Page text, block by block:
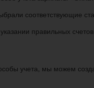
соответствующие
правильных
учета, мы можем